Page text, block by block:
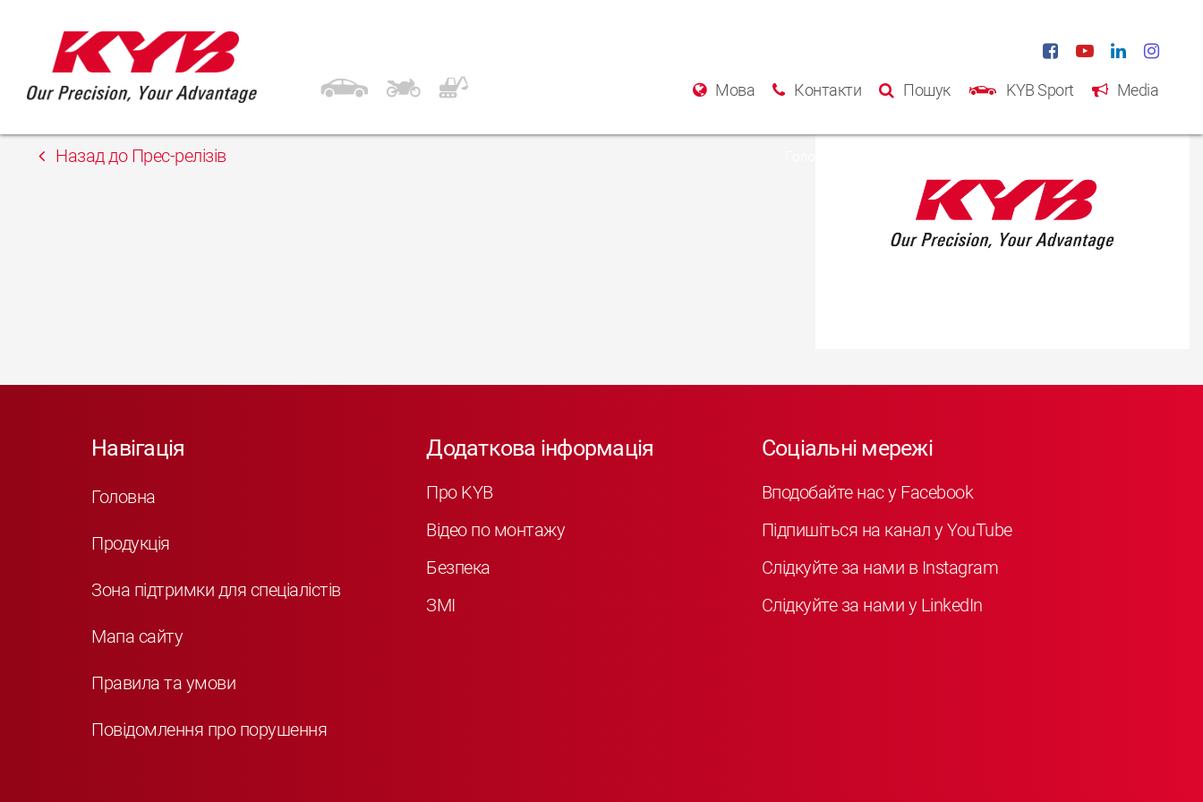
Мова Контакти Пошук KYB Sport Media
Service PitStop Київ Specialist Garage
Назад до Прес-релізів
Навігація
Головна
Продукція
Зона підтримки для спеціалістів
Мапа сайту
Правила та умови
Повідомлення про порушення
Додаткова інформація
Про KYB
Відео по монтажу
Безпека
ЗМІ
Соціальні мережі
Вподобайте нас у Facebook
Підпишіться на канал у YouTube
Слідкуйте за нами в Instagram
Слідкуйте за нами у LinkedIn